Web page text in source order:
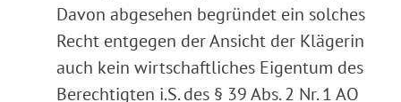
Davon abgesehen begründet ein solches
Recht entgegen der Ansicht der Klägerin
auch kein wirtschaftliches Eigentum des
Berechtigten i.S. des § 39 Abs. 2 Nr. 1 AO